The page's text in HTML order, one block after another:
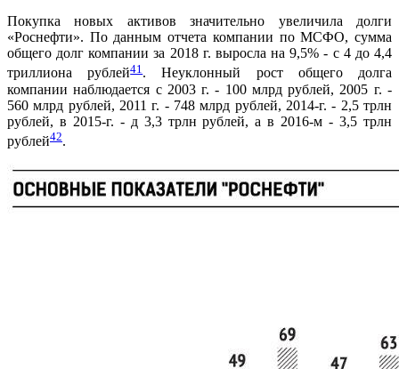
Покупка новых активов значительно увеличила долги
«Роснефти». По данным отчета компании по МСФО, сумма
общего долг компании за 2018 г. выросла на 9,5% - с 4 до 4,4
триллиона рублей41 . Неуклонный рост общего долга
компании наблюдается с 2003 г. - 100 млрд рублей, 2005 г. -
560 млрд рублей, 2011 г. - 748 млрд рублей, 2014-г. - 2,5 трлн
рублей, в 2015-г. - д 3,3 трлн рублей, а в 2016-м - 3,5 трлн
рублей42.